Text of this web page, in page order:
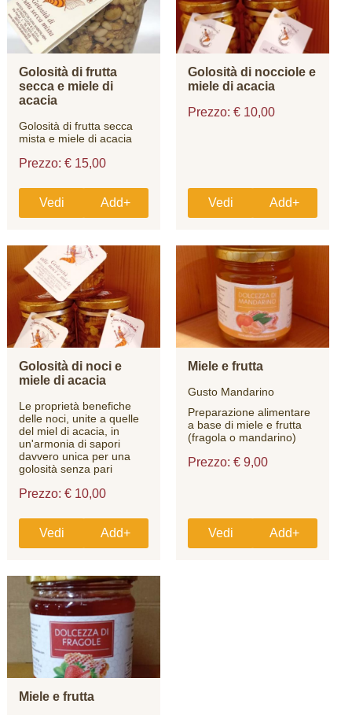
Golosità di frutta
secca e miele di
acacia
Golosità di frutta secca
mista e miele di acacia
Prezzo: € 15,00
Vedi Add+
Golosità di nocciole e
miele di acacia
Prezzo: € 10,00
Vedi Add+
Golosità di noci e
miele di acacia
Le proprietà benefiche
delle noci, unite a quelle
del miel di acacia, in
un'armonia di sapori
davvero unica per una
golosità senza pari
Prezzo: € 10,00
Vedi Add+
Miele e frutta
Gusto Mandarino
Preparazione alimentare
a base di miele e frutta
(fragola o mandarino)
Prezzo: € 9,00
Vedi Add+
Miele e frutta